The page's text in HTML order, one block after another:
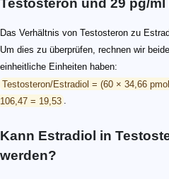
Testosteron und 29 pg/
Das Verhältnis von Testosteron zu
Um dies zu überprüfen, rechnen wir
einheitliche Einheiten haben:
Testosteron/Estradiol = (60 × 34,66
106,47 = 19,53 .
Kann Estradiol in
werden?